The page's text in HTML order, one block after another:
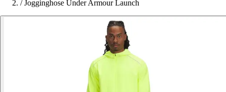
/ Jogginghose Under Armour Launch